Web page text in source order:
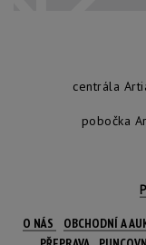
centrála
pobočka
O NÁS OBCHODNÍ A